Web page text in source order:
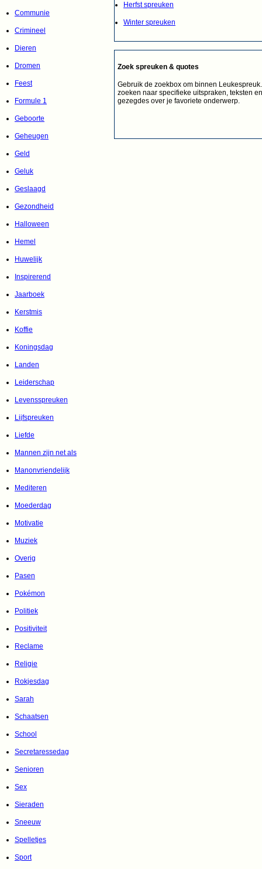
Communie
Crimineel
Dieren
Dromen
Feest
Formule 1
Geboorte
Geheugen
Geld
Geluk
Geslaagd
Gezondheid
Halloween
Hemel
Huwelijk
Inspirerend
Jaarboek
Kerstmis
Koffie
Koningsdag
Landen
Leiderschap
Levensspreuken
Lijfspreuken
Liefde
Mannen zijn net als
Manonvriendelijk
Mediteren
Moederdag
Motivatie
Muziek
Overig
Pasen
Pokémon
Politiek
Positiviteit
Reclame
Religie
Rokjesdag
Sarah
Schaatsen
School
Secretaressedag
Senioren
Sex
Sieraden
Sneeuw
Spelletjes
Sport
Herfst spreuken
Winter spreuken
Zoek spreuken & quotes
Gebruik de zoekbox om binnen
zoeken naar specifieke uitspraken, teksten en
gezegdes over je favoriete onderwerp.